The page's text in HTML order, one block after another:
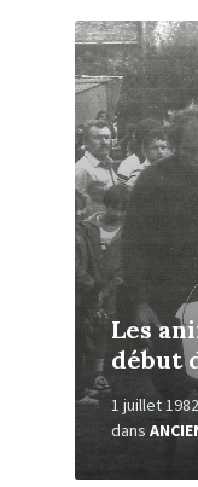
Les
début
1 juillet 1982
dans
Read
More